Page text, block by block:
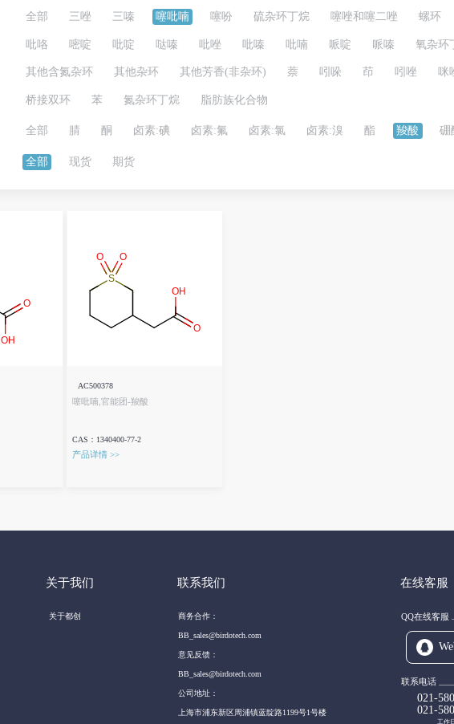
全部 三唑 三嗪 噻吡喃 噻吩 硫杂环丁烷 噻唑和噻二唑 螺环
吡咯 嘧啶 吡啶 哒嗪 吡唑 吡嗪 吡喃 哌啶 哌嗪 氧杂环
其他含氮杂环 其他杂环 其他芳香(非杂环) 萘 吲哚 茚 吲唑 咪
桥接双环 苯 氮杂环丁烷 脂肪族化合物
全部 腈 酮 卤素:碘 卤素:氟 卤素:氯 卤素:溴 酯 羧酸 硼
全部 现货 期货
AC500378
噻吡喃,官能团-羧酸
CAS：1340400-77-2
产品详情 >>
关于我们 联系我们 在线客服
关于都创 商务合作：
BB_sales@birdotech.com
意见反馈：
BB_sales@birdotech.com
公司地址：
上海市浦东新区周浦镇蓝靛路1199号1号楼
QQ在线客服
联系电话
021-
021-
工作